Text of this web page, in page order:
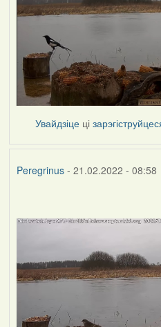
Увайдзіце ці
Peregrinus- 21.02.2022 - 08:58